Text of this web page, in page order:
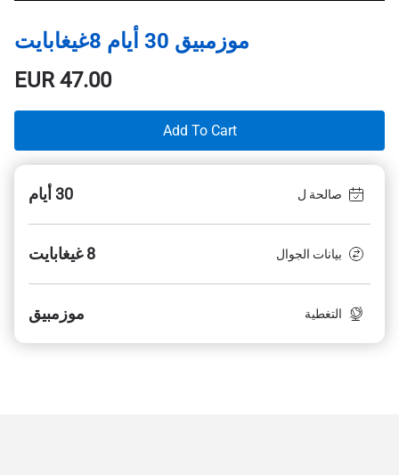
موزمبيق 30 أيام 8غيغابايت
EUR47.00
Add To Cart
صالحة ل 30 أيام
بيانات الجوال 8 غيغابايت
التغطية موزمبيق